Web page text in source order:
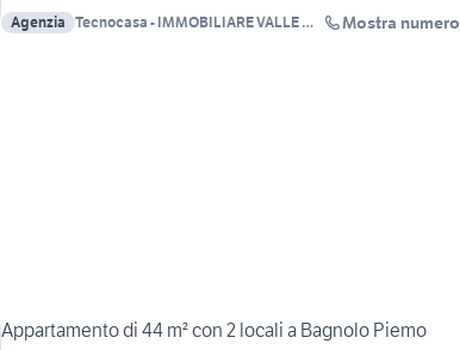
Agenzia Tecnocasa - IMMOBILIARE VALLE PO
Mostra numero
Appartamento di 44 m² con 2 locali a Bagnolo Piemo